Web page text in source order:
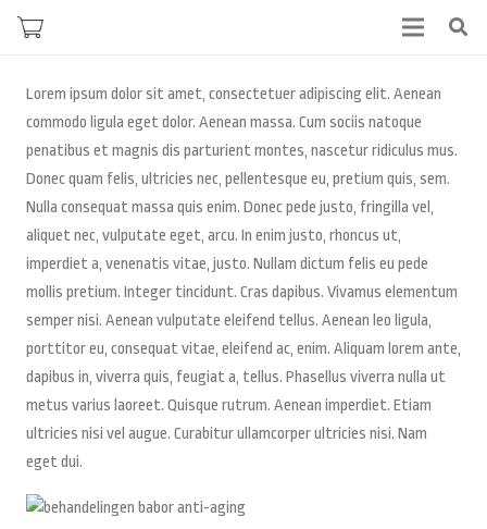
Lorem ipsum dolor sit amet, consectetuer adipiscing elit. Aenean
commodo ligula eget dolor. Aenean massa. Cum sociis natoque
penatibus et magnis dis parturient montes, nascetur ridiculus mus.
Donec quam felis, ultricies nec, pellentesque eu, pretium quis, sem.
Nulla consequat massa quis enim. Donec pede justo, fringilla vel,
aliquet nec, vulputate eget, arcu. In enim justo, rhoncus ut,
imperdiet a, venenatis vitae, justo. Nullam dictum felis eu pede
mollis pretium. Integer tincidunt. Cras dapibus. Vivamus elementum
semper nisi. Aenean vulputate eleifend tellus. Aenean leo ligula,
porttitor eu, consequat vitae, eleifend ac, enim. Aliquam lorem ante,
dapibus in, viverra quis, feugiat a, tellus. Phasellus viverra nulla ut
metus varius laoreet. Quisque rutrum. Aenean imperdiet. Etiam
ultricies nisi vel augue. Curabitur ullamcorper ultricies nisi. Nam
eget dui.